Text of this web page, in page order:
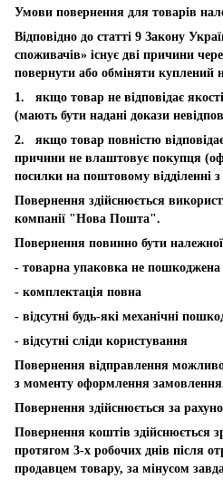
Умови повернення для товарів
Відповідно до статті 9 Закону
споживачів» існує дві причини
повернути або обміняти куплений
1. якщо товар не відповідає
(мають бути надані докази
2. якщо товар повністю
причини не влаштовує покупця
посилки на поштовому відділенні
Повернення здійснюється
компанії "Нова Пошта".
Повернення повинно бути
- товарна упаковка не пошкоджена
- комплектація повна
- відсутні будь-які механічні
- відсутні сліди користування
Повернення відправлення
з моменту оформлення
Повернення здійснюється за
Повернення коштів здійснюється
протягом 3-х робочих днів після
продавцем товару, за мінусом